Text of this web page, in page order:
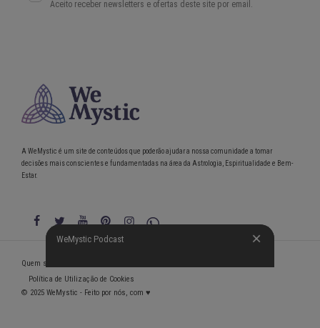
WeMystic Podcast
A WeMystic é um site de conteúdos que poderão ajudar a nossa comunidade a tomar
decisões mais conscientes e fundamentadas na área da Astrologia, Espiritualidade e Bem-
Estar.
WeMystic Podcast
Quem somos
Política de Utilização de Cookies
© 2025 WeMystic - Feito por nós, com ♥